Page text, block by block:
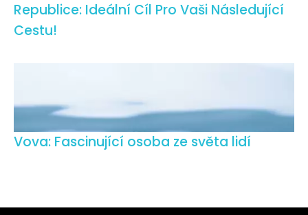
Republice: Ideální Cíl Pro Vaši Následující
Cestu!
Vova: Fascinující osoba ze světa lidí